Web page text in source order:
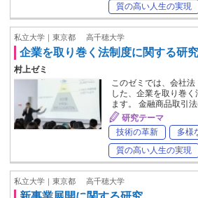
質の高い人生の実現
私立大学｜東京都 高千穂大学
企業を取り巻く法制度に関する研究
村上ゼミ
このゼミでは、会社法
した、企業を取り巻
ます。 金融商品取引
研究テーマ
技術の革新
多様
質の高い人生の実現
私立大学｜東京都 高千穂大学